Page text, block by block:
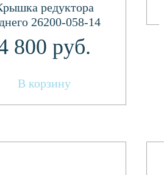
редуктора
26200-058-14
800 руб.
В корзину